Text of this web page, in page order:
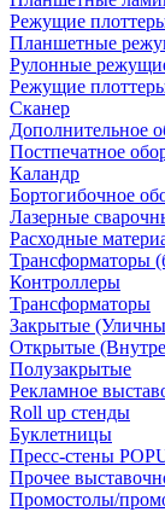
Режущие
Планшетные
Рулонные
Режущие
Сканер
Дополнительное
Постпечатное
Каландр
Бортогибочное
Лазерные
Расходные
Трансформаторы
Контроллеры
Трансформаторы
Закрытые
Открытые
Полузакрытые
Рекламное
Roll up стенды
Буклетницы
Пресс-стены
Прочее
Промостолы/